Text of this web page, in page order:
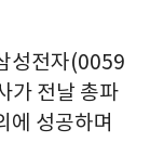
성전자(0059
가 전날 총파
에 성공하며